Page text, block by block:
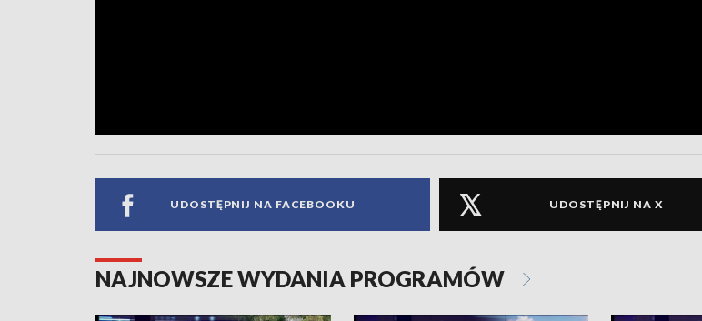
UDOSTĘPNIJ NA FACEBOOKU UDOSTĘPNIJ NA X
NAJNOWSZE WYDANIA PROGRAMÓW